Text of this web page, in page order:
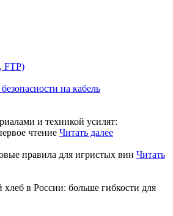
FTP)
на кабель
и техникой усилят:
чтение Читать далее
правила для игристых вин Читать
в России: больше гибкости для